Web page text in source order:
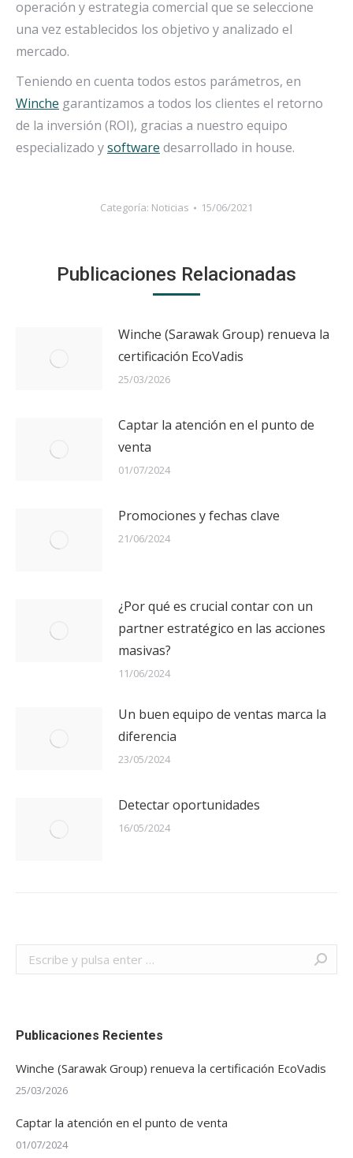
operación y estrategia comercial que se seleccione
una vez establecidos los objetivo y analizado el
mercado.
Teniendo en cuenta todos estos parámetros, en
Winche garantizamos a todos los clientes el retorno
de la inversión (ROI), gracias a nuestro equipo
especializado ysoftware desarrollado in house.
Categoría: Noticias 15/06/2021
Publicaciones Relacionadas
Winche (Sarawak Group) renueva la
certificación EcoVadis
25/03/2026
Captar la atención en el punto de
venta
01/07/2024
Promociones y fechas clave
21/06/2024
¿Por qué es crucial contar con un
partner estratégico en las acciones
masivas?
11/06/2024
Un buen equipo de ventas marca la
diferencia
23/05/2024
Detectar oportunidades
16/05/2024
Buscar:
Publicaciones Recientes
Winche (Sarawak Group) renueva la certificación EcoVadis
25/03/2026
Captar la atención en el punto de venta
01/07/2024